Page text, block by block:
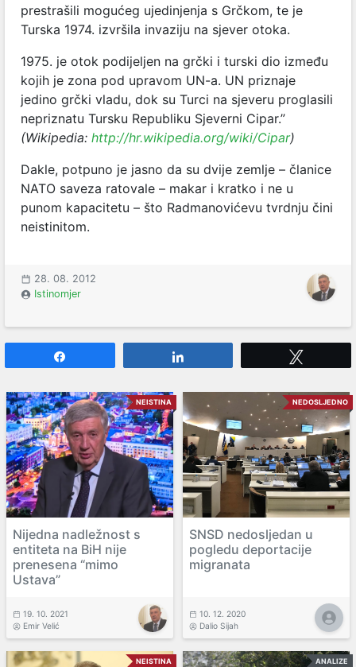
prestrašili mogućeg ujedinjenja s Grčkom, te je
Turska 1974. izvršila invaziju na sjever otoka.
1975. je otok podijeljen na grčki i turski dio između
kojih je zona pod upravom UN-a. UN priznaje
jedino grčki vladu, dok su Turci na sjeveru proglasili
nepriznatu Tursku Republiku Sjeverni Cipar.”
(Wikipedia: http://hr.wikipedia.org/wiki/Cipar)
Dakle, potpuno je jasno da su dvije zemlje – članice
NATO saveza ratovale – makar i kratko i ne u
punom kapacitetu – što Radmanovićevu tvrdnju čini
neistinitom.
28. 08. 2012
Istinomjer
NEISTINA
Nijedna nadležnost s
entiteta na BiH nije
prenesena “mimo
Ustava”
19. 10. 2021
Emir Velić
NEDOSLJEDNO
SNSD nedosljedan u
pogledu deportacije
migranata
10. 12. 2020
Dalio Sijah
NEISTINA ANALIZE